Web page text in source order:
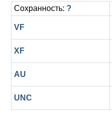
Сохранность: ?
VF
XF
AU
UNC